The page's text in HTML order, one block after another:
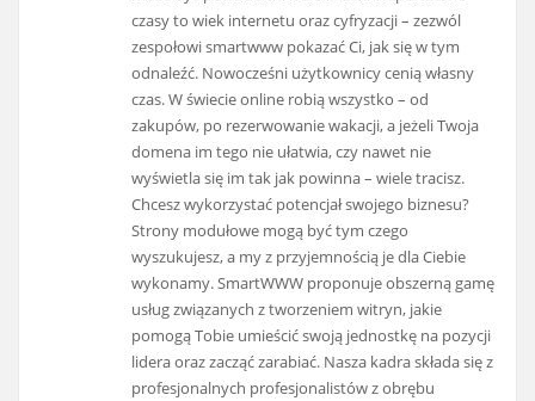
czasy to wiek internetu oraz cyfryzacji – zezwól
zespołowi smartwww pokazać Ci, jak się w tym
odnaleźć. Nowocześni użytkownicy cenią własny
czas. W świecie online robią wszystko – od
zakupów, po rezerwowanie wakacji, a jeżeli Twoja
domena im tego nie ułatwia, czy nawet nie
wyświetla się im tak jak powinna – wiele tracisz.
Chcesz wykorzystać potencjał swojego biznesu?
Strony modułowe mogą być tym czego
wyszukujesz, a my z przyjemnością je dla Ciebie
wykonamy. SmartWWW proponuje obszerną gamę
usług związanych z tworzeniem witryn, jakie
pomogą Tobie umieścić swoją jednostkę na pozycji
lidera oraz zacząć zarabiać. Nasza kadra składa się z
profesjonalnych profesjonalistów z obrębu